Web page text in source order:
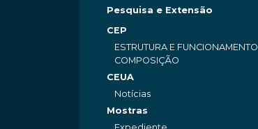
Pesquisa e Extensão
CEP
ESTRUTURA E FUNCIONAMENTO
COMPOSIÇÃO
CEUA
Notícias
Mostras